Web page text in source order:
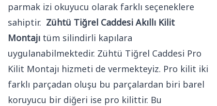
parmak izi okuyucu olarak farklı seçeneklere
sahiptir. Zühtü Tiğrel Caddesi Akıllı Kilit
Montajı tüm silindirli kapılara
uygulanabilmektedir. Zühtü Tiğrel Caddesi Pro
Kilit Montajı hizmeti de vermekteyiz. Pro kilit iki
farklı parçadan oluşu bu parçalardan biri barel
koruyucu bir diğeri ise pro kilittir. Bu